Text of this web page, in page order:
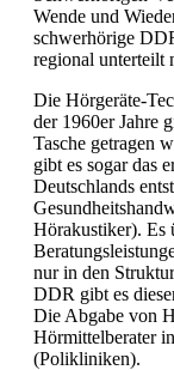
Wende und
schwerhörige
regional unterteilt
Die Hörgeräte-
der 1960er Jahre
Tasche getragen
gibt es sogar das
Deutschlands
Hörakustiker). Es
nur in den
DDR gibt es
Die Abgabe von
Hörmittelberater
(Polikliniken).